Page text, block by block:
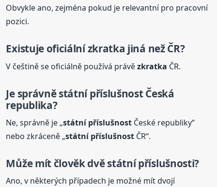
Obvykle ano, zejména pokud je relevantní pro pracovní
pozici.
Existuje oficiálnízkratka jiná než ČR?
V češtině se oficiálně používá právězkratka ČR.
Je správněstátní příslušnostČeská
republika?
Ne, správně je „státní příslušnost České republiky“
nebo zkráceně „státní příslušnost ČR“.
Může mít člověk dvěstátní příslušnosti?
Ano, v některých případech je možné mít dvojí